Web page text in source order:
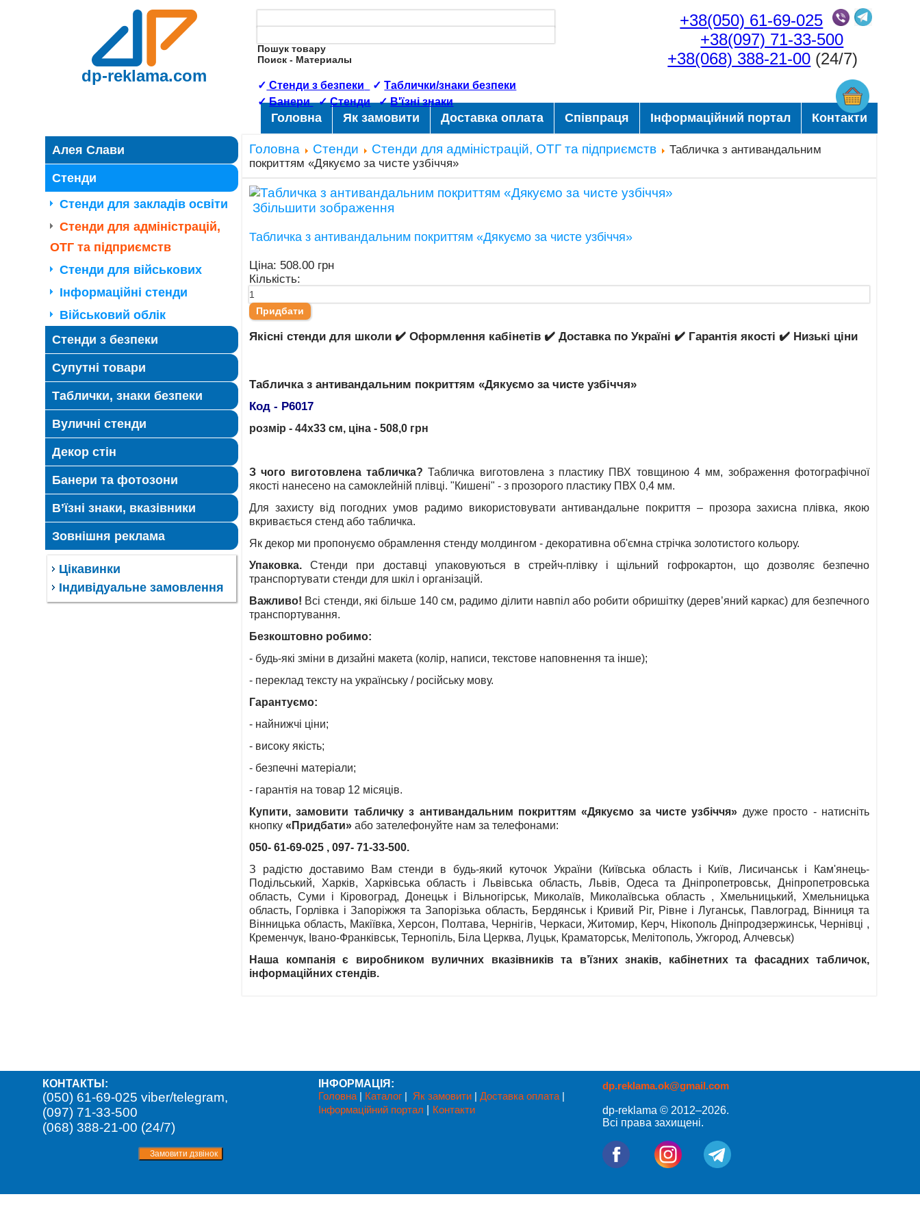
dp-reklama.com
Пошук товару
Поиск - Материалы
✓ Стенди з безпеки ✓ Таблички/знаки безпеки
✓Банери ✓Стенди ✓В'їзні знаки
+38(050) 61-69-025
+38(097) 71-33-500
+38(068) 388-21-00 (24/7)
Головна Як замовити Доставка оплата Співпраця Інформаційний портал Контакти
Алея Слави
Стенди
Стенди для закладів освіти
Стенди для адміністрацій,
ОТГ та підприємств
Стенди для військових
Інформаційні стенди
Військовий облік
Стенди з безпеки
Супутні товари
Таблички, знаки безпеки
Вуличні стенди
Декор стін
Банери та фотозони
В’їзні знаки, вказівники
Зовнішня реклама
Цікавинки
Індивідуальне замовлення
Головна Стенди Стенди для адміністрацій, ОТГ та підприємств
Табличка з антивандальним
покриттям «Дякуємо за чисте узбіччя»
Збільшити зображення
Табличка з антивандальним покриттям «Дякуємо за чисте узбіччя»
Ціна: 508.00 грн
Кількість:
Якісні стенди для школи ✔️ Оформлення кабінетів ✔️ Доставка по Україні ✔️ Гарантія якості ✔️ Низькі ціни
Табличка з антивандальним покриттям «Дякуємо за чисте узбіччя»
Код - Р6017
розмір - 44х33 см, ціна - 508,0 грн
З чого виготовлена табличка? Табличка виготовлена з пластику ПВХ товщиною 4 мм, зображення фотографічної
якості нанесено на самоклейній плівці. "Кишені" - з прозорого пластику ПВХ 0,4 мм.
Для захисту від погодних умов радимо використовувати антивандальне покриття – прозора захисна плівка, якою
вкривається стенд або табличка.
Як декор ми пропонуємо обрамлення стенду молдингом - декоративна об'ємна стрічка золотистого кольору.
Упаковка. Стенди при доставці упаковуються в стрейч-плівку і щільний гофрокартон, що дозволяє безпечно
транспортувати стенди для шкіл і організацій.
Важливо! Всі стенди, які більше 140 см, радимо ділити навпіл або робити обришітку (дерев’яний каркас) для безпечного
транспортування.
Безкоштовно робимо:
- будь-які зміни в дизайні макета (колір, написи, текстове наповнення та інше);
- переклад тексту на українську / російську мову.
Гарантуємо:
- найнижчі ціни;
- високу якість;
- безпечні матеріали;
- гарантія на товар 12 місяців.
Купити, замовити табличку з антивандальним покриттям «Дякуємо за чисте узбіччя» дуже просто - натисніть
кнопку « Придбати» або зателефонуйте нам за телефонами:
050- 61-69-025 , 097- 71-33-500.
З радістю доставимо Вам стенди в будь-який куточок України (Київська область і Київ, Лисичанськ і Кам'янець-
Подільський, Харків, Харківська область і Львівська область, Львів, Одеса та Дніпропетровськ, Дніпропетровська
область, Суми і Кіровоград, Донецьк і Вільногірськ, Миколаїв, Миколаївська область , Хмельницький, Хмельницька
область, Горлівка і Запоріжжя та Запорізька область, Бердянськ і Кривий Ріг, Рівне і Луганськ, Павлоград, Вінниця та
Вінницька область, Макіївка, Херсон, Полтава, Чернігів, Черкаси, Житомир, Керч, Нікополь Дніпродзержинськ, Чернівці ,
Кременчук, Івано-Франківськ, Тернопіль, Біла Церква, Луцьк, Краматорськ, Мелітополь, Ужгород, Алчевськ)
Наша компанія є виробником вуличних вказівників та в’їзних знаків, кабінетних та фасадних табличок,
інформаційних стендів.
КОНТАКТЫ:
(050) 61-69-025 viber/telegram,
(097) 71-33-500
(068) 388-21-00 (24/7)
ІНФОРМАЦІЯ:
Головна | Каталог | Як замовити | Доставка оплата |
Інформаційний портал
Контакти
dp.reklama.ok@gmail.com
dp-reklama © 2012–2026.
Всі права захищені.